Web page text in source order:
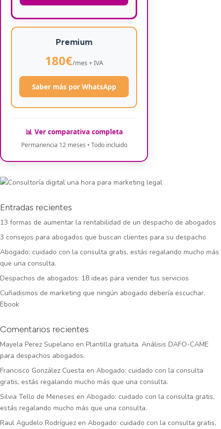
Premium
180€/mes + IVA
Saber más por WhatsApp
📊 Ver comparativa completa
Permanencia 12 meses • Todo incluido
Entradas recientes
13 formas de aumentar la rentabilidad de un despacho de abogados
3 consejos para abogados que buscan clientes para su despacho
Abogado: cuidado con la consulta gratis, estás regalando mucho más
que una consulta.
Despachos de abogados: 18 ideas para vender tus servicios
Cuñadismos de marketing que ningún abogado debería escuchar.
Ebook
Comentarios recientes
Mayela Perez Supelano en Plantilla gratuita. Análisis DAFO-CAME
para despachos abogados.
Francisco González Cuesta en Abogado: cuidado con la consulta
gratis, estás regalando mucho más que una consulta.
Silvia Tello de Meneses en Abogado: cuidado con la consulta gratis,
estás regalando mucho más que una consulta.
Raul Agudelo Rodríguez en Abogado: cuidado con la consulta gratis,